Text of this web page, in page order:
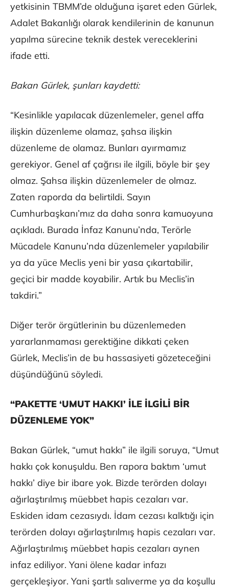
yetkisinin TBMM’de olduğuna işaret eden Gürlek,
Adalet Bakanlığı olarak kendilerinin de kanunun
yapılma sürecine teknik destek vereceklerini
ifade etti.
Bakan Gürlek, şunları kaydetti:
“Kesinlikle yapılacak düzenlemeler, genel affa
ilişkin düzenleme olamaz, şahsa ilişkin
düzenleme de olamaz. Bunları ayırmamız
gerekiyor. Genel af çağrısı ile ilgili, böyle bir şey
olmaz. Şahsa ilişkin düzenlemeler de olmaz.
Zaten raporda da belirtildi. Sayın
Cumhurbaşkanı’mız da daha sonra kamuoyuna
açıkladı. Burada İnfaz Kanunu’nda, Terörle
Mücadele Kanunu’nda düzenlemeler yapılabilir
ya da yüce Meclis yeni bir yasa çıkartabilir,
geçici bir madde koyabilir. Artık bu Meclis’in
takdiri.”
Diğer terör örgütlerinin bu düzenlemeden
yararlanmaması gerektiğine dikkati çeken
Gürlek, Meclis’in de bu hassasiyeti gözeteceğini
düşündüğünü söyledi.
“PAKETTE ‘UMUT HAKKI’ İLE İLGİLİ BİR
DÜZENLEME YOK”
Bakan Gürlek, “umut hakkı” ile ilgili soruya, “Umut
hakkı çok konuşuldu. Ben rapora baktım ‘umut
hakkı’ diye bir ibare yok. Bizde terörden dolayı
ağırlaştırılmış müebbet hapis cezaları var.
Eskiden idam cezasıydı. İdam cezası kalktığı için
terörden dolayı ağırlaştırılmış hapis cezaları var.
Ağırlaştırılmış müebbet hapis cezaları aynen
infaz ediliyor. Yani ölene kadar infazı
gerçekleşiyor. Yani şartlı salıverme ya da koşullu